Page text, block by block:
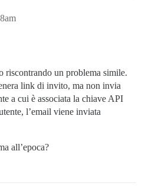
riscontrando un problema simile.
link di invito, ma non invia
a cui è associata la chiave API
l’email viene inviata
all’epoca?